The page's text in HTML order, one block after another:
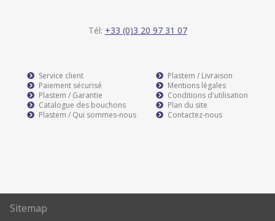
Tél: +33 (0)3 20 97 31 07
Service client
Paiement sécurisé
Plastem / Garantie
Catalogue des bouchons
Plastem / Qui sommes-nous
Plastem / Livraison
Mentions légales
Conditions d'utilisation
Plan du site
Contactez-nous
Sitemap